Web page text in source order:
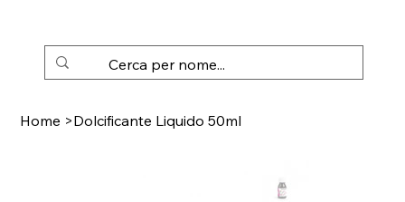
Home >Dolcificante Liquido 50ml